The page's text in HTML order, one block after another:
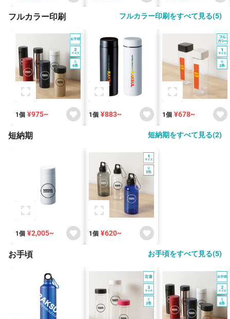
フルカラー印刷 フルカラー印刷をすべて見る(5)
1個 ¥975~ 1個 ¥883~ 1個 ¥678~
短納期 短納期をすべて見る(2)
1個 ¥2,005~ 1個 ¥620~
お手頃 お手頃をすべて見る(5)